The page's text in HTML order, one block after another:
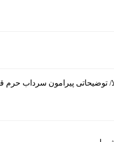
توضیحاتی پیرامون سرداب حرم